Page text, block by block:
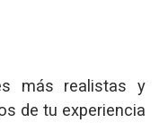
más realistas y
de tu experiencia